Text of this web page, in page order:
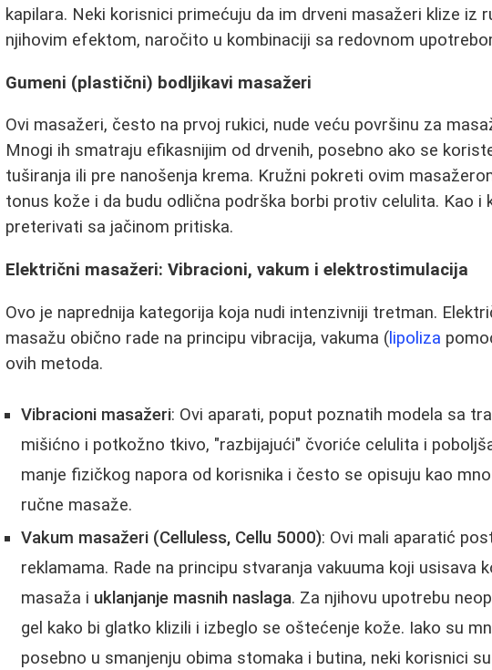
kapilara. Neki korisnici primećuju da im drveni masažeri klize iz
njihovim efektom, naročito u kombinaciji sa redovnom
Gumeni (plastični) bodljikavi masažeri
Ovi masažeri, često na prvoj rukici, nude veću površinu za
Mnogi ih smatraju efikasnijim od drvenih, posebno ako se
tuširanja ili pre nanošenja krema. Kružni pokreti ovim
tonus kože i da budu odlična podrška borbi protiv celulita. Kao i
preterivati sa jačinom pritiska.
Električni masažeri: Vibracioni, vakum i elektrostimulacija
Ovo je naprednija kategorija koja nudi intenzivniji tretman.
masažu obično rade na principu vibracija, vakuma (lipoliza
ovih metoda.
Vibracioni masažeri: Ovi aparati, poput poznatih modela sa
mišićno i potkožno tkivo, "razbijajući" čvoriće celulita i
manje fizičkog napora od korisnika i često se opisuju kao
ručne masaže.
Vakum masažeri (Celluless, Cellu 5000): Ovi mali aparatić
reklamama. Rade na principu stvaranja vakuuma koji usisava
masaža i uklanjanje masnih naslaga. Za njihovu upotrebu
gel kako bi glatko klizili i izbeglo se oštećenje kože. Iako su
posebno u smanjenju obima stomaka i butina, neki korisnici